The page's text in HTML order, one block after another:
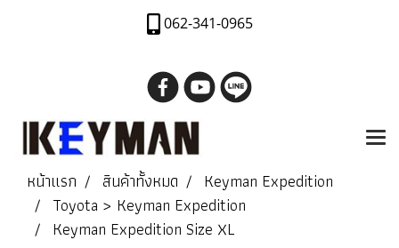
062-341-0965
หน้าแรก สินค้าทั้งหมด
Keyman Expedition
Toyota > Keyman Expedition
Keyman Expedition Size XL